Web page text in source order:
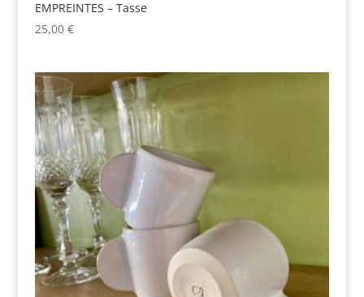
EMPREINTES – Tasse
25,00 €